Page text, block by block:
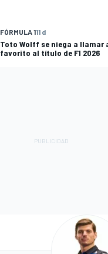
FÓRMULA 111 d
Toto Wolff se niega a llamar
favorito al título de F1 2026